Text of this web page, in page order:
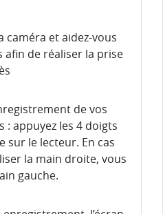
caméra et aidez-vous
afin de réaliser la prise
de vos
: appuyez les 4 doigts
sur le lecteur. En cas
la main droite, vous
gauche.